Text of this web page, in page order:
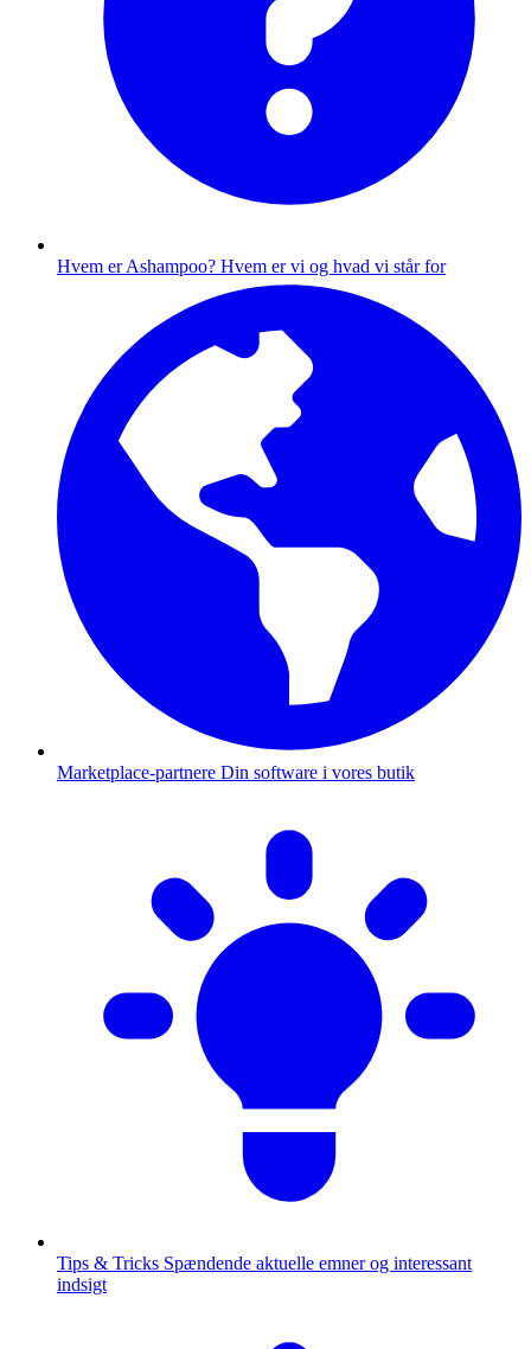
Hvem er Ashampoo? Hvem er vi og hvad vi står for
Marketplace-partnere Din software i vores butik
Tips & Tricks Spændende aktuelle emner og interessant
indsigt